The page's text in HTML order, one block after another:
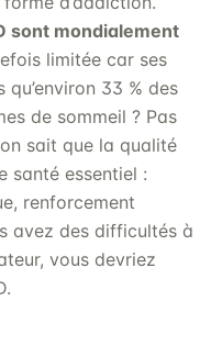
sont mondialement
limitée car ses
33 % des
de sommeil ? Pas
sait que la qualité
santé essentiel :
renforcement
avez des difficultés à
vous devriez